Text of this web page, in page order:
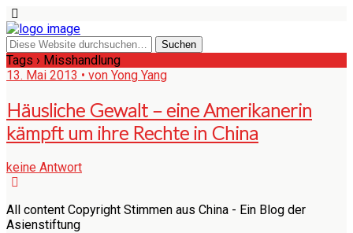
Tags › Misshandlung
13. Mai 2013 • von Yong Yang
Häusliche Gewalt – eine Amerikanerin
kämpft um ihre Rechte in China
keine Antwort
All content Copyright Stimmen aus China - Ein Blog der
Asienstiftung